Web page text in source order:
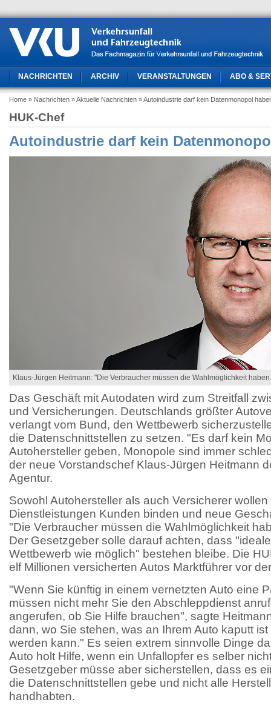
NACHRICHTEN ARCHIV VERANSTALTUNGEN ABO &
Home » Nachrichten » Aktuelle Nachrichten » Autoindustrie darf kein Datenmonopol
HUK-Chef
Autoindustrie darf kein
Klaus-Jürgen Heitmann: "Die Verbraucher müssen die Wahlmöglichkeit
Das Geschäft mit Autodaten wird zum Streitfall
und Versicherungen. Deutschlands größter
verlangt vom Bund, den Wettbewerb
die Datenschnittstellen zu setzen. "Es darf kein
Autohersteller geben, Monopole sind immer
der neue Vorstandschef Klaus-Jürgen Heitmann
Agentur.
Sowohl Autohersteller als auch Versicherer
Dienstleistungen Kunden binden und neue
"Die Verbraucher müssen die Wahlmöglichkeit
Der Gesetzgeber solle darauf achten, dass
Wettbewerb wie möglich" bestehen bleibe. Die
elf Millionen versicherten Autos Marktführer vor
"Wenn Sie künftig in einem vernetzten Auto eine
müssen nicht mehr Sie den Abschleppdienst
angerufen, ob Sie Hilfe brauchen", sagte
dann, wo Sie stehen, was an Ihrem Auto kaputt
werden kann." Es seien extrem sinnvolle Dinge
Auto holt Hilfe, wenn ein Unfallopfer es selber
Gesetzgeber müsse aber sicherstellen, dass es
die Datenschnittstellen gebe und nicht alle
handhabten.